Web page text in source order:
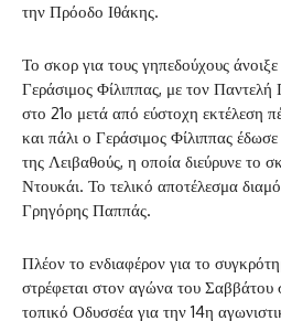
την Πρόοδο Ιθάκης.
Το σκορ για τους γηπεδούχους
Γεράσιμος Φίλιππας, με τον Παντελή
στο 21ο μετά από εύστοχη εκτέλεση
και πάλι ο Γεράσιμος Φίλιππας
της Λειβαθούς, η οποία διεύρυνε το
Ντουκάι. Το τελικό αποτέλεσμα
Γρηγόρης Παππάς.
Πλέον το ενδιαφέρον για το
στρέφεται στον αγώνα του Σαββάτου
τοπικό Οδυσσέα για την 14η